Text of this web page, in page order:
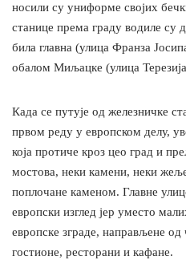
носили су униформе својих
станице према граду водиле су
била главна (улица Франза
обалом Миљацке (улица
Када се путује од железничке
првом реду у европском делу,
која протиче кроз цео град и
мостова, неки камени, неки
поплочане каменом. Главне
европски изглед јер уместо
европске зграде, направљене од
гостионе, ресторани и кафане.